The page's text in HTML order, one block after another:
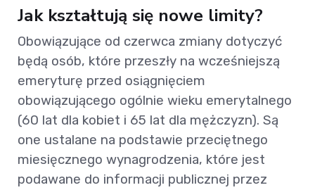
Jak kształtują się nowe limity?
Obowiązujące od czerwca zmiany dotyczyć
będą osób, które przeszły na wcześniejszą
emeryturę przed osiągnięciem
obowiązującego ogólnie wieku emerytalnego
(60 lat dla kobiet i 65 lat dla mężczyzn). Są
one ustalane na podstawie przeciętnego
miesięcznego wynagrodzenia, które jest
podawane do informacji publicznej przez